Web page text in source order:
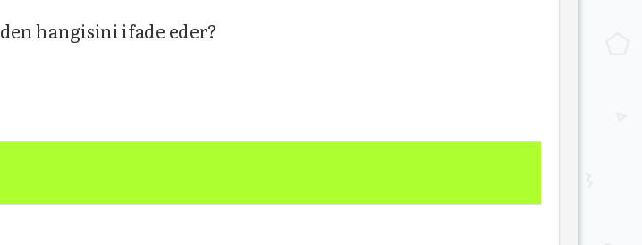
hangisini ifade eder?